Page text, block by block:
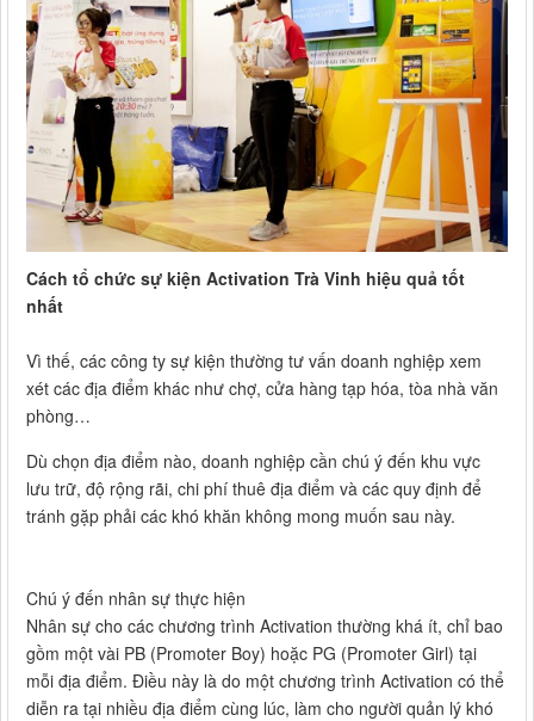
Cách tổ chức sự kiện Activation Trà Vinh hiệu quả tốt
nhất
Vì thế, các công ty sự kiện thường tư vấn doanh nghiệp xem
xét các địa điểm khác như chợ, cửa hàng tạp hóa, tòa nhà văn
phòng…
Dù chọn địa điểm nào, doanh nghiệp cần chú ý đến khu vực
lưu trữ, độ rộng rãi, chi phí thuê địa điểm và các quy định để
tránh gặp phải các khó khăn không mong muốn sau này.
Chú ý đến nhân sự thực hiện
Nhân sự cho các chương trình Activation thường khá ít, chỉ bao
gồm một vài PB (Promoter Boy) hoặc PG (Promoter Girl) tại
mỗi địa điểm. Điều này là do một chương trình Activation có thể
diễn ra tại nhiều địa điểm cùng lúc, làm cho người quản lý khó